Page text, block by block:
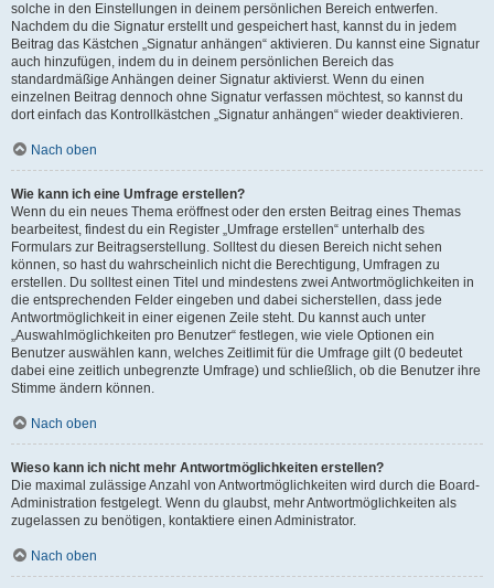
solche in den Einstellungen in deinem persönlichen Bereich entwerfen.
Nachdem du die Signatur erstellt und gespeichert hast, kannst du in jedem
Beitrag das Kästchen „Signatur anhängen“ aktivieren. Du kannst eine Signatur
auch hinzufügen, indem du in deinem persönlichen Bereich das
standardmäßige Anhängen deiner Signatur aktivierst. Wenn du einen
einzelnen Beitrag dennoch ohne Signatur verfassen möchtest, so kannst du
dort einfach das Kontrollkästchen „Signatur anhängen“ wieder deaktivieren.
Nach oben
Wie kann ich eine Umfrage erstellen?
Wenn du ein neues Thema eröffnest oder den ersten Beitrag eines Themas
bearbeitest, findest du ein Register „Umfrage erstellen“ unterhalb des
Formulars zur Beitragserstellung. Solltest du diesen Bereich nicht sehen
können, so hast du wahrscheinlich nicht die Berechtigung, Umfragen zu
erstellen. Du solltest einen Titel und mindestens zwei Antwortmöglichkeiten in
die entsprechenden Felder eingeben und dabei sicherstellen, dass jede
Antwortmöglichkeit in einer eigenen Zeile steht. Du kannst auch unter
„Auswahlmöglichkeiten pro Benutzer“ festlegen, wie viele Optionen ein
Benutzer auswählen kann, welches Zeitlimit für die Umfrage gilt (0 bedeutet
dabei eine zeitlich unbegrenzte Umfrage) und schließlich, ob die Benutzer ihre
Stimme ändern können.
Nach oben
Wieso kann ich nicht mehr Antwortmöglichkeiten erstellen?
Die maximal zulässige Anzahl von Antwortmöglichkeiten wird durch die Board-
Administration festgelegt. Wenn du glaubst, mehr Antwortmöglichkeiten als
zugelassen zu benötigen, kontaktiere einen Administrator.
Nach oben